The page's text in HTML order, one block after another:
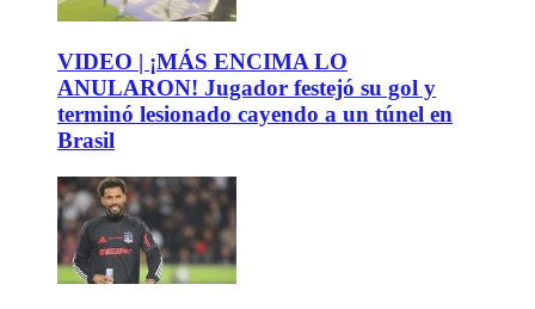
VIDEO | ¡MÁS ENCIMA LO
ANULARON! Jugador festejó su gol y
terminó lesionado cayendo a un túnel en
Brasil